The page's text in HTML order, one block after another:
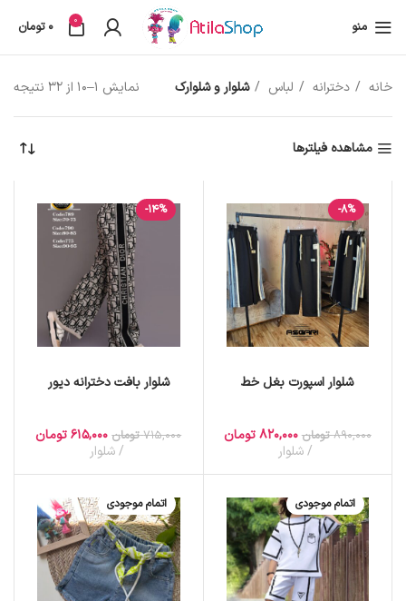
منو 0
0 تومان
خانه دخترانه لباس شلوار و شلوارک نمایش 1–10 از 32 نتیجه
مشاهده فیلترها
-8%
شلوار اسپورت بغل خط
890,000 تومان 820,000 تومان
شلوار
-14%
شلوار بافت دخترانه دیور
715,000 تومان 615,000 تومان
شلوار
اتمام موجودی اتمام موجودی